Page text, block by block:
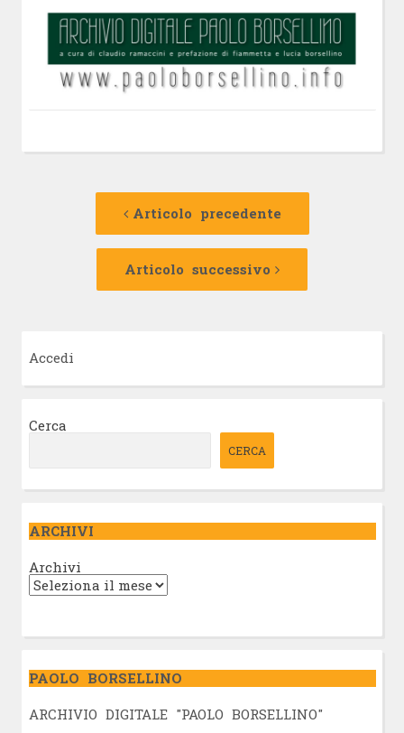
Navigazione
Articolo precedente
Articolo
Articolo successivo
Articolo
Accedi
Cerca
CERCA
ARCHIVI
Archivi
PAOLO BORSELLINO
ARCHIVIO DIGITALE "PAOLO BORSELLINO"